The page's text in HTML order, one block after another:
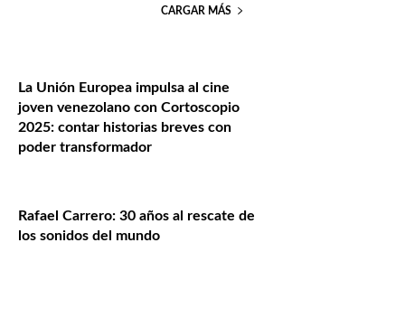
CARGAR MÁS
La Unión Europea impulsa al cine
joven venezolano con Cortoscopio
2025: contar historias breves con
poder transformador
Rafael Carrero: 30 años al rescate de
los sonidos del mundo